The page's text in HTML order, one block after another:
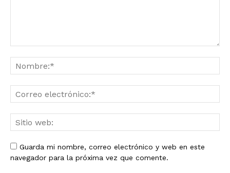
Guarda mi nombre, correo electrónico y web en este
navegador para la próxima vez que comente.